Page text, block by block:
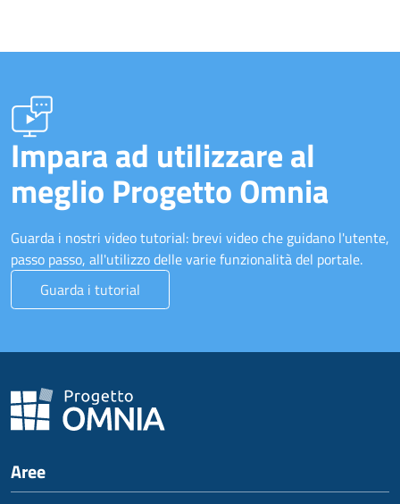
Impara ad utilizzare al
meglio Progetto Omnia
Guarda i nostri video tutorial: brevi video che guidano l'utente,
passo passo, all'utilizzo delle varie funzionalità del portale.
Guarda i tutorial
Aree